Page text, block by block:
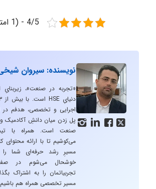
4/5 - (1 امتیاز)
   
نویسنده: سیروان
«تجربه در صنعت»،
اجرایی و تخصصی، هدفم
پل زدن میان دانشِ آکادمیک و
صنعت است. همراه با
می‌کوشیم تا با ارائه محتوای
مسیرِ رشد حرفه‌ای شما را
خوشحال می‌شوم در
تجربیاتمان را به اشتراک
مسیر تخصصی همراه هم